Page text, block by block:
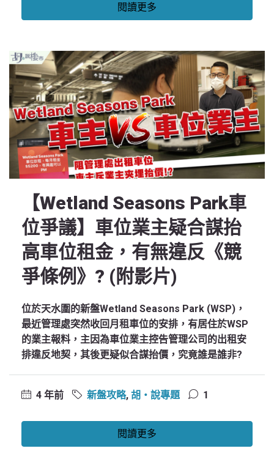
閱讀更多
【Wetland Seasons Park車
位爭議】車位業主疑合謀抬
高車位租金，有無違反《競
爭條例》? (附影片)
位於天水圍的新盤Wetland Seasons Park (WSP)，
最近管理處突然收回月租車位的安排，有居住於WSP
的業主報料，主因為車位業主控告管理公司的出租安
排違反地契，其後更疑似合謀抬價，究竟誰是誰非?
4 年前 新盤攻略, 胡‧說專題 1
閱讀更多